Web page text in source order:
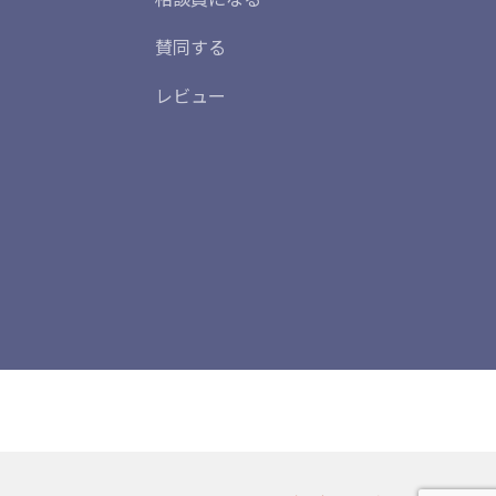
賛同する
レビュー